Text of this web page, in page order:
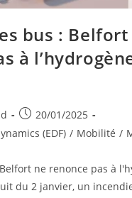
bus : Belfort
à
20/01/2025
(EDF) / Mobilité /
ne renonce pas à
du 2 janvier, un